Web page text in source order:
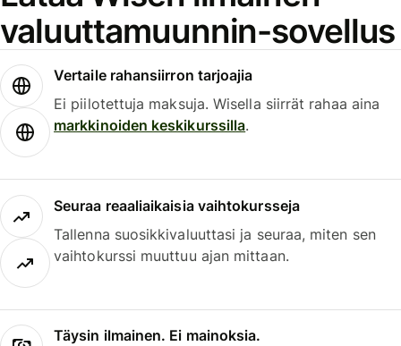
valuuttamuunnin-sovellus
Vertaile rahansiirron tarjoajia
Ei piilotettuja maksuja. Wisella siirrät rahaa aina
markkinoiden keskikurssilla.
Seuraa reaaliaikaisia vaihtokursseja
Tallenna suosikkivaluuttasi ja seuraa, miten sen
vaihtokurssi muuttuu ajan mittaan.
Täysin ilmainen. Ei mainoksia.